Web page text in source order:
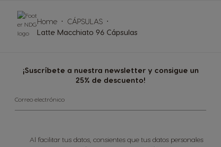
¡Suscríbete a nuestra newsletter y consigue un
25% de descuento!
Correo electrónico
Al facilitar tus datos, consientes que tus datos personales
Home
CÁPSULAS
Latte Macchiato 96 Cápsulas